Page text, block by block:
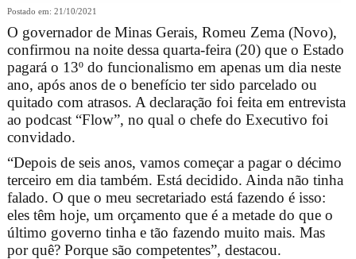
Postado em: 21/10/2021
O governador de Minas Gerais, Romeu Zema (Novo),
confirmou na noite dessa quarta-feira (20) que o Estado
pagará o 13º do funcionalismo em apenas um dia neste
ano, após anos de o benefício ter sido parcelado ou
quitado com atrasos. A declaração foi feita em entrevista
ao podcast “Flow”, no qual o chefe do Executivo foi
convidado.
“Depois de seis anos, vamos começar a pagar o décimo
terceiro em dia também. Está decidido. Ainda não tinha
falado. O que o meu secretariado está fazendo é isso:
eles têm hoje, um orçamento que é a metade do que o
último governo tinha e tão fazendo muito mais. Mas
por quê? Porque são competentes”, destacou.